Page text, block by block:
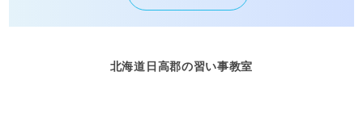
北海道日高郡の習い事教室